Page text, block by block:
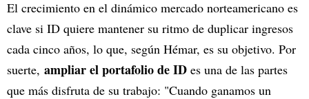
El crecimiento en el dinámico mercado norteamericano es
clave si ID quiere mantener su ritmo de duplicar ingresos
cada cinco años, lo que, según Hémar, es su objetivo. Por
suerte, ampliar el portafolio de ID es una de las partes
que más disfruta de su trabajo: "Cuando ganamos un